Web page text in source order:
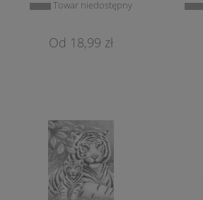
Towar niedostępny
18,99 zł